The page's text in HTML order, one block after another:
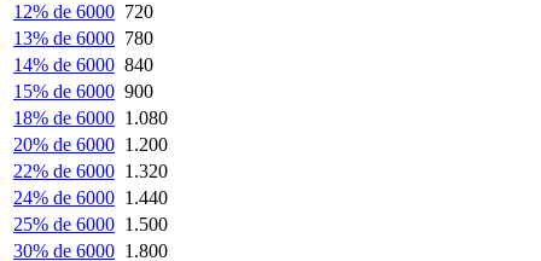
12% de 6000 720
13% de 6000 780
14% de 6000 840
15% de 6000 900
18% de 6000 1.080
20% de 6000 1.200
22% de 6000 1.320
24% de 6000 1.440
25% de 6000 1.500
30% de 6000 1.800